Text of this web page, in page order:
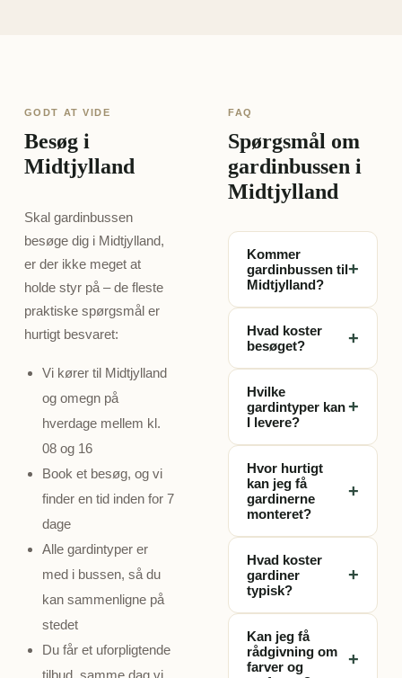
GODT AT VIDE
Besøg i
Midtjylland
Skal gardinbussen
besøge dig i Midtjylland,
er der ikke meget at
holde styr på – de fleste
praktiske spørgsmål er
hurtigt besvaret:
Vi kører til Midtjylland
og omegn på
hverdage mellem kl.
08 og 16
Book et besøg, og vi
finder en tid inden for 7
dage
Alle gardintyper er
med i bussen, så du
kan sammenligne på
stedet
Du får et uforpligtende
tilbud, samme dag vi
FAQ
Spørgsmål om
gardinbussen i
Midtjylland
Kommer
gardinbussen til
Midtjylland?
+
dig i hele
Midtjylland. Book et
et tidspunkt der
passer dig – typisk
Hvad koster
besøget?
+
gratis og
uforpligtende. Du
for besøget,
opmålingen eller
rådgivningen – kun
hvis du vælger at
Hvilke
gardintyper kan
I levere?
+
rullegardiner,
plisségardiner,
foldegardiner,
lamelgardiner,
panelgardiner og
persienner – alle
skræddersyet til
Hvor hurtigt
kan jeg få
gardinerne
monteret?
+
monterede
gardiner tager det
Gardinerne
produceres
skræddersyet til
Hvad koster
gardiner
typisk?
+
vinduets størrelse,
stoftype og
Kan jeg få
rådgivning om
farver og
+